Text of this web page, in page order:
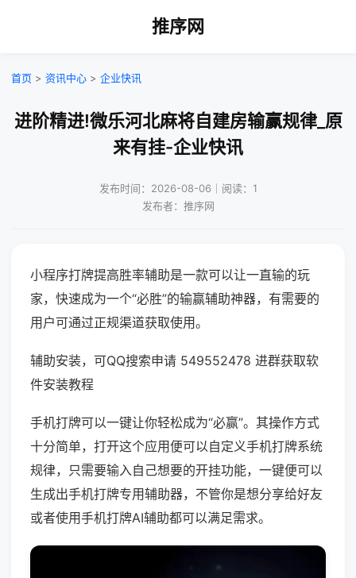
推序网
首页 > 资讯中心 > 企业快讯
进阶精进!微乐河北麻将自建房输赢规律_原
来有挂-企业快讯
发布时间：2026-08-06｜阅读：1
发布者：推序网
小程序打牌提高胜率辅助是一款可以让一直输的玩
家，快速成为一个“必胜”的输赢辅助神器，有需要的
用户可通过正规渠道获取使用。
辅助安装，可QQ搜索申请 549552478 进群获取软
件安装教程
手机打牌可以一键让你轻松成为“必赢”。其操作方式
十分简单，打开这个应用便可以自定义手机打牌系统
规律，只需要输入自己想要的开挂功能，一键便可以
生成出手机打牌专用辅助器，不管你是想分享给好友
或者使用手机打牌AI辅助都可以满足需求。